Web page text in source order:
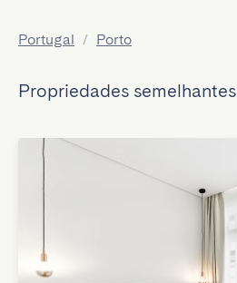
Portugal / Porto
Propriedades semelhantes